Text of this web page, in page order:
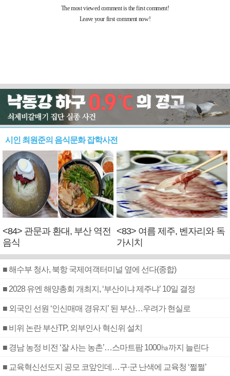
시인 최원준의 음식문화 잡학사전
<84> 관문과 환대, 부산 역전
음식
<83> 여름 제주, 벤자리와 독
가시치
■ 해수부 청사, 북항 국제여객터미널 옆에 선다(종합)
■ 2028 유엔 해양총회 개최지, ‘부산이냐 제주냐’ 10일 결정
■ 외국인 선원 ‘인신매매 경유지’ 된 부산…우려가 현실로
■ 비위 논란 부산TP, 외부인사 혁신위 설치
■ 경남 농정 비전 ‘잘 사는 농촌’…스마트팜 1000㏊까지 늘린다
■ 교육혁신선도지 공모 코앞인데…구·군 난색에 교육청 ‘쩔쩔’